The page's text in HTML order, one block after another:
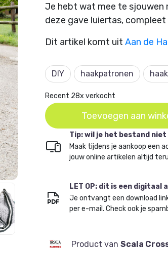
Je hebt wat mee te sjouwen
deze gave luiertas,
Dit artikel komt uit Aan de
DIY haakpatronen
Recent 28x verkocht
Toevoegen aan
Tip: wil je het bestand
Maak tijdens je aankoop een
jouw online artikelen altijd
LET OP: dit is een digitaal
Je ontvangt een download
per e-mail. Check ook je
Product van Scala